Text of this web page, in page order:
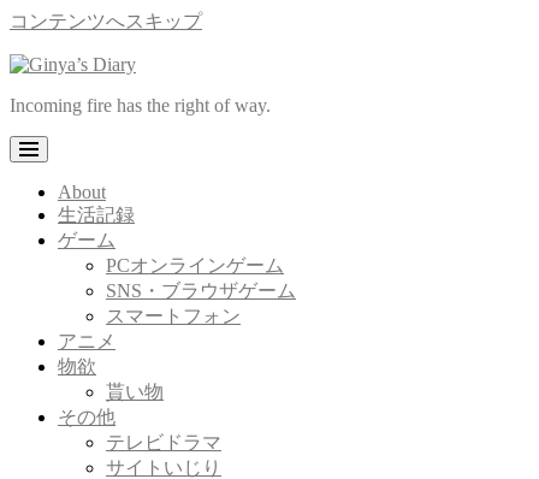
コンテンツへスキップ
Incoming fire has the right of way.
About
生活記録
ゲーム
PCオンラインゲーム
SNS・ブラウザゲーム
スマートフォン
アニメ
物欲
貰い物
その他
テレビドラマ
サイトいじり